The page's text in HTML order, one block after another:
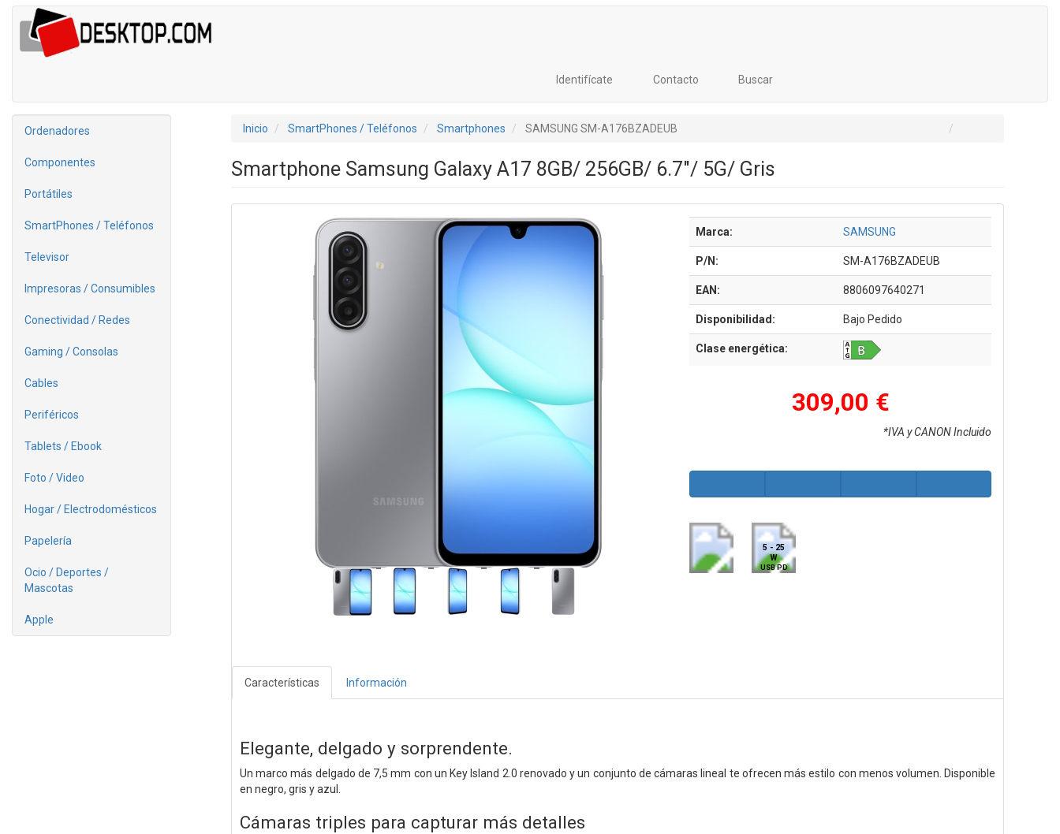
Identifícate Contacto Buscar
Ordenadores
Componentes
Portátiles
SmartPhones / Teléfonos
Televisor
Impresoras / Consumibles
Conectividad / Redes
Gaming / Consolas
Cables
Periféricos
Tablets / Ebook
Foto / Video
Hogar / Electrodomésticos
Papelería
Ocio / Deportes /
Mascotas
Apple
Inicio SmartPhones / Teléfonos Smartphones SAMSUNG SM-A176BZADEUB
Smartphone Samsung Galaxy A17 8GB/ 256GB/ 6.7"/ 5G/ Gris
Marca: SAMSUNG
P/N: SM-A176BZADEUB
EAN: 8806097640271
Disponibilidad: Bajo Pedido
Clase energética:
309,00 €
*IVA y CANON Incluido
5 - 25
W
USB PD
Características Información
Elegante, delgado y sorprendente.
Un marco más delgado de 7,5 mm con un Key Island 2.0 renovado y un conjunto de cámaras lineal te ofrecen más estilo con menos volumen. Disponible
en negro, gris y azul.
Cámaras triples para capturar más detalles